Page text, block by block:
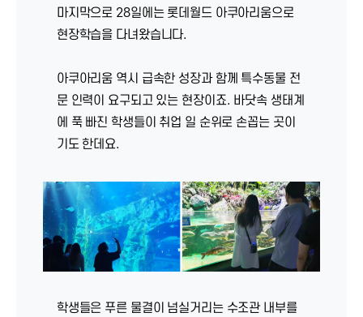
마지막으로 28일에는 롯데월드 아쿠아리움으로
현장학습을 다녀왔습니다.
아쿠아리움 역시 급속한 성장과 함께 특수동물 전
문 인력이 요구되고 있는 현장이죠. 바닷속 생태계
에 푹 빠진 학생들이 취업 일 순위로 손꼽는 곳이
기도 한데요.
학생들은 푸른 물결이 넘실거리는 수조관 내부를